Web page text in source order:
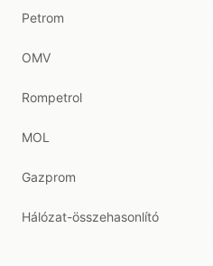
Petrom
OMV
Rompetrol
MOL
Gazprom
Hálózat-összehasonlító